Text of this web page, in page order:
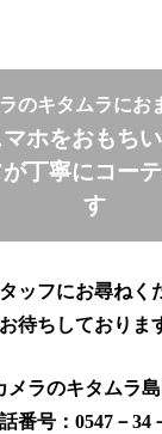
のキタムラにお
ホをおもち
丁寧にコー
す
ッフにお尋ねく
待ちしておりま
メラのキタムラ
番号：0547－34